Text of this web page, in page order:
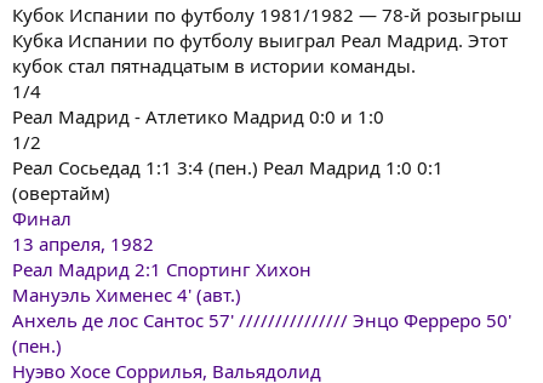
Кубок Испании по футболу 1981/1982 — 78-й розыгрыш
Кубка Испании по футболу выиграл Реал Мадрид. Этот
кубок стал пятнадцатым в истории команды.
1/4
Реал Мадрид - Атлетико Мадрид 0:0 и 1:0
1/2
Реал Сосьедад 1:1 3:4 (пен.) Реал Мадрид 1:0 0:1
(овертайм)
Финал
13 апреля, 1982
Реал Мадрид 2:1 Спортинг Хихон
Мануэль Хименес 4' (авт.)
Анхель де лос Сантос 57' /////////////// Энцо Ферреро 50'
(пен.)
Нуэво Хосе Соррилья, Вальядолид